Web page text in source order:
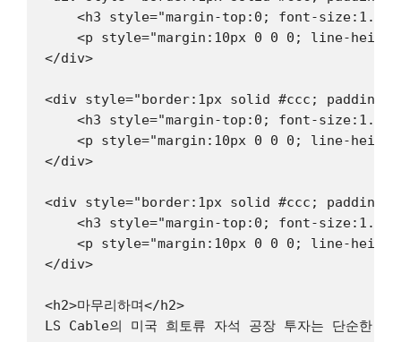
<h3 style="margin-top:0; font-
<p style="margin:10px 0 0 0; line-
</div>
<div style="border:1px solid #ccc;
<h3 style="margin-top:0; font-
<p style="margin:10px 0 0 0; line-
</div>
<div style="border:1px solid #ccc;
<h3 style="margin-top:0; font-
<p style="margin:10px 0 0 0; line-
</div>
<h2>마무리하며</h2>
LS Cable의 미국 희토류 자석 공장 투자는 단순한